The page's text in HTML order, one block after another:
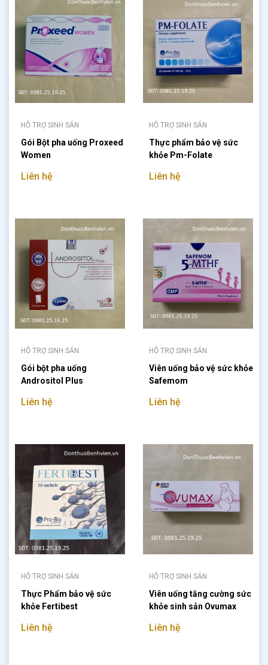
HỖ TRỢ SINH SẢN
Gói Bột pha uống Proxeed
Women
Liên hệ
HỖ TRỢ SINH SẢN
Thực phẩm bảo vệ sức
khỏe Pm-Folate
Liên hệ
HỖ TRỢ SINH SẢN
Gói bột pha uống
Andrositol Plus
Liên hệ
HỖ TRỢ SINH SẢN
Viên uống bảo vệ sức khỏe
Safemom
Liên hệ
HỖ TRỢ SINH SẢN
Thực Phẩm bảo vệ sức
khỏe Fertibest
Liên hệ
HỖ TRỢ SINH SẢN
Viên uống tăng cường sức
khỏe sinh sản Ovumax
Liên hệ